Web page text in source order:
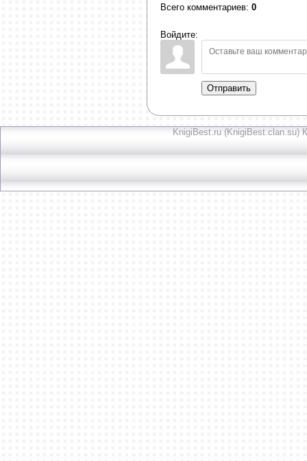
Всего комментариев: 0
Войдите:
Отправить
KnigiBest.ru (KnigiBest.clan.su)